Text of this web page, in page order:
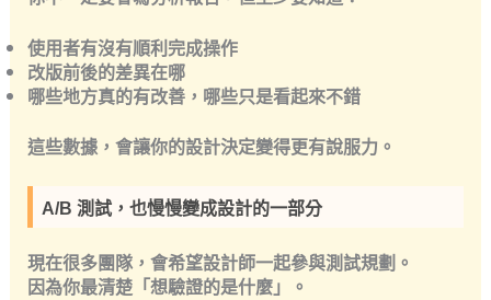
使用者有沒有順利完成操作
改版前後的差異在哪
哪些地方真的有改善，哪些只是看起來不錯
這些數據，會讓你的設計決定變得更有說服力。
A/B 測試，也慢慢變成設計的一部分
現在很多團隊，會希望設計師一起參與測試規劃。
因為你最清楚「想驗證的是什麼」。